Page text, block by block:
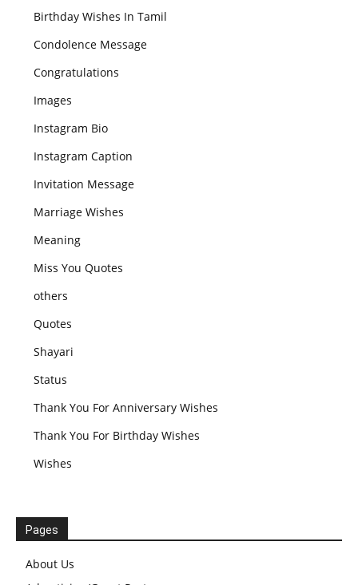
Birthday Wishes In Tamil
Condolence Message
Congratulations
Images
Instagram Bio
Instagram Caption
Invitation Message
Marriage Wishes
Meaning
Miss You Quotes
others
Quotes
Shayari
Status
Thank You For Anniversary Wishes
Thank You For Birthday Wishes
Wishes
Pages
About Us